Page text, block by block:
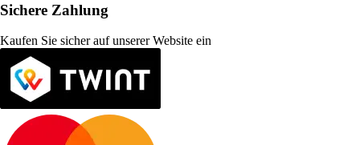
Sichere Zahlung
Kaufen Sie sicher auf unserer Website ein